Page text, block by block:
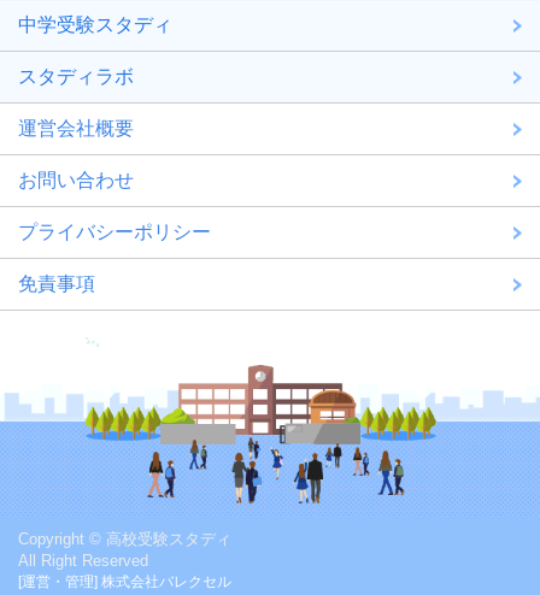
中学受験スタディ
スタディラボ
運営会社概要
お問い合わせ
プライバシーポリシー
免責事項
Copyright © 高校受験スタディ
All Right Reserved
[運営・管理] 株式会社バレクセル